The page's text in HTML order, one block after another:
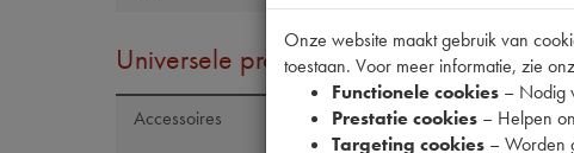
Universele producten
Accessoires
Model Citroën
Maten
Onze website maakt gebruik van
toestaan. Voor meer informatie, zie
Functionele cookies – Nodig
Prestatie cookies – Helpen
Targeting cookies – Worden